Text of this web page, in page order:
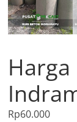
Rp60.000